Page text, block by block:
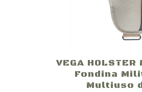
VEGA
Fondina
Multiuso